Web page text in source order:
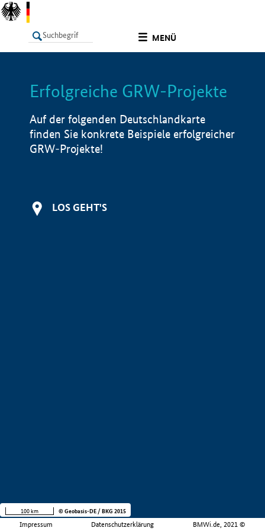
MENÜ
LISTE Info
Erfolgreiche GRW-Projekte
Auf der folgenden Deutschlandkarte
finden Sie konkrete Beispiele erfolgreicher
GRW-Projekte!
LOS GEHT'S
Impressum Datenschutzerklärung BMWi.de, 2021 ©
100 km © Geobasis-DE / BKG 2015